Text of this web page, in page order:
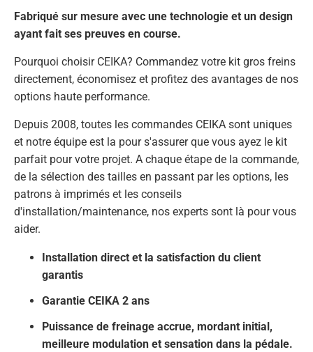
Fabriqué sur mesure avec une technologie et un design
ayant fait ses preuves en course.
Pourquoi choisir CEIKA? Commandez votre kit gros freins
directement, économisez et profitez des avantages de nos
options haute performance.
Depuis 2008, toutes les commandes CEIKA sont uniques
et notre équipe est la pour s'assurer que vous ayez le kit
parfait pour votre projet. A chaque étape de la commande,
de la sélection des tailles en passant par les options, les
patrons à imprimés et les conseils
d'installation/maintenance, nos experts sont là pour vous
aider.
Installation direct et la satisfaction du client
garantis
Garantie CEIKA 2 ans
Puissance de freinage accrue, mordant initial,
meilleure modulation et sensation dans la pédale.